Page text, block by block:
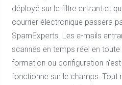
déployé sur le filtre entrant et
courrier électronique passera
SpamExperts. Les e-mails
scannés en temps réel en
formation ou configuration
fonctionne sur le champs. Tout